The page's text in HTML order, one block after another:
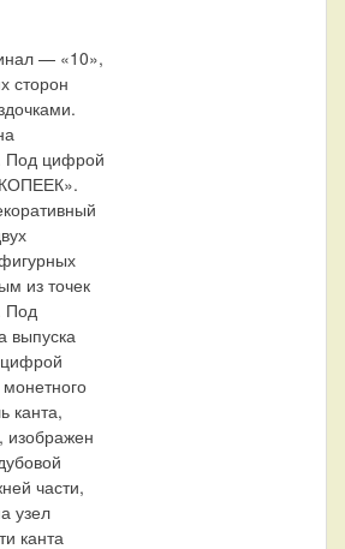
— «10»,
сторон
Под цифрой
из точек
Под
выпуска
канта,
изображен
части,
узел
канта